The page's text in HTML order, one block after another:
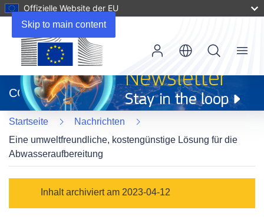
Skip to main content
Offizielle Website der EU
neuem
Fenster)
CORDIS
Menu
Startseite
Nachrichten
Eine umweltfreundliche, kostengünstige Lösung für die
Abwasseraufbereitung
Category
Inhalt archiviert am 2023-04-12